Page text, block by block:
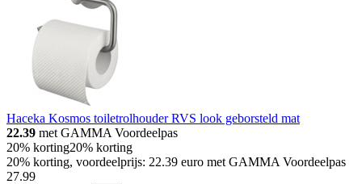
Haceka Kosmos toiletrolhouder RVS look geborsteld mat
22.39 met GAMMA Voordeelpas
20% korting20% korting
20% korting, voordeelprijs: 22.39 euro met GAMMA Voordeelpas
27.99